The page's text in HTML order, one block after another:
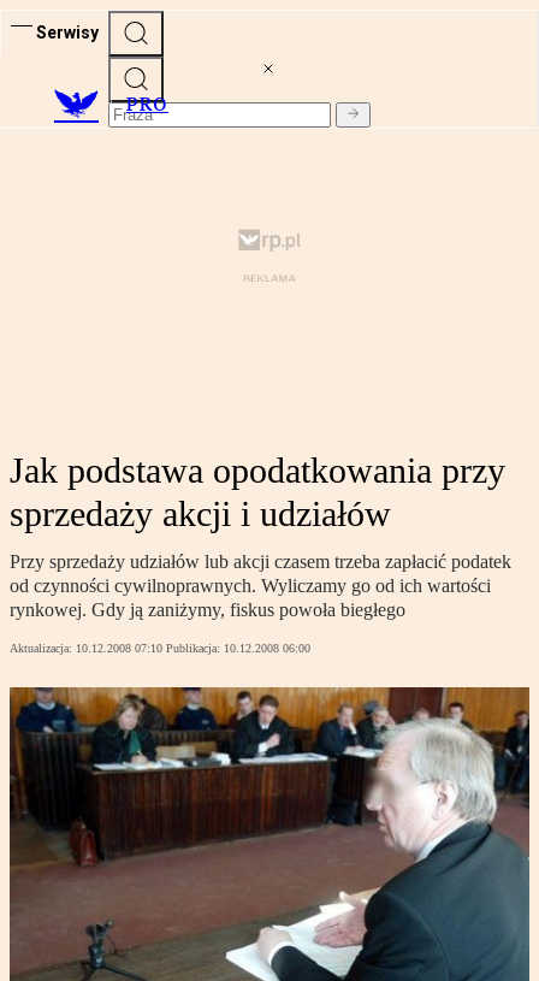
Serwisy
PRO
Jak podstawa opodatkowania przy
sprzedaży akcji i udziałów
Przy sprzedaży udziałów lub akcji czasem trzeba zapłacić podatek
od czynności cywilnoprawnych. Wyliczamy go od ich wartości
rynkowej. Gdy ją zaniżymy, fiskus powoła biegłego
Aktualizacja: 10.12.2008 07:10 Publikacja: 10.12.2008 06:00